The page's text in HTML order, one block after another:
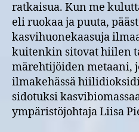
ratkaisua. Kun me
eli ruokaa ja puuta,
kasvihuonekaasuja
kuitenkin sitovat hiilen
märehtijöiden metaani,
ilmakehässä
sidotuksi
ympäristöjohtaja Liisa